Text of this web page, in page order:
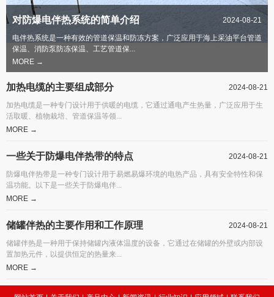
2024-08-21
对防爆电伴热系统的简单介绍
电伴热系统是一种有效的管道保温和防冻方案，广泛应用于海上采油平台管道
保温、消防泵防冻保温、工艺管道保...
MORE →
2024-08-21
加热电缆的主要组成部分
加热电缆是一种专门设计用于供暖的电缆，它通过通电产生热量，广泛应用于生
活取暖、植物栽培、管道保温等领...
MORE →
2024-08-21
一些关于防爆电伴热带的特点
防爆电伴热带是一种专门设计用于易燃易爆环境的电热产品，具有安全特性和保
温功能。以下是一些关于防爆电伴...
MORE →
2024-08-21
储罐伴热的主要作用和工作原理
储罐伴热是一种用于保持储罐内液体温度的设备，它通过在储罐的外壁或内部设
置加热元件，以提供恒定的热量来...
MORE →